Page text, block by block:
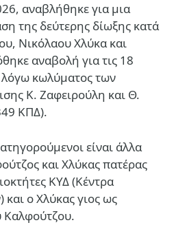
αναβλήθηκε για μια
της δεύτερης δίωξης κατά
Νικόλαου Χλύκα και
αναβολή για τις 18
κωλύματος των
Κ. Ζαφειρούλη και Θ.
ΚΠΔ).
είναι άλλα
και Χλύκας πατέρας
ΚΥΔ (Κέντρα
ο Χλύκας γιος ως
Καλφούτζου.